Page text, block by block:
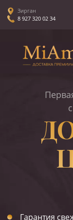
Зирган
8 927 320 02 34
Гарантия